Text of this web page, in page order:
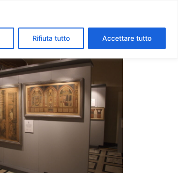
Rifiuta tutto Accettare tutto